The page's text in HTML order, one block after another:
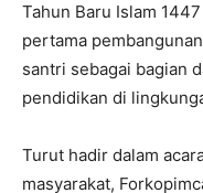
Tahun Baru Islam
pertama
santri sebagai bagian
pendidikan di
Turut hadir dalam
masyarakat,